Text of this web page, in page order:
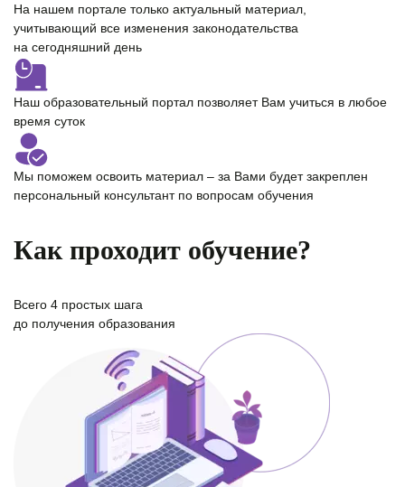
На нашем портале только актуальный материал
учитывающий все изменения законодательства
на сегодняшний день
Наш образовательный портал позволяет Вам учиться в любое
время суток
Мы поможем освоить материал – за Вами будет закреплен
персональный консультантпо вопросам обучения
Как проходит обучение?
Всего 4 простых шага
до получения образования